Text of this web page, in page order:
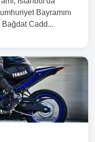
Bayramını
Bağdat Cadd...